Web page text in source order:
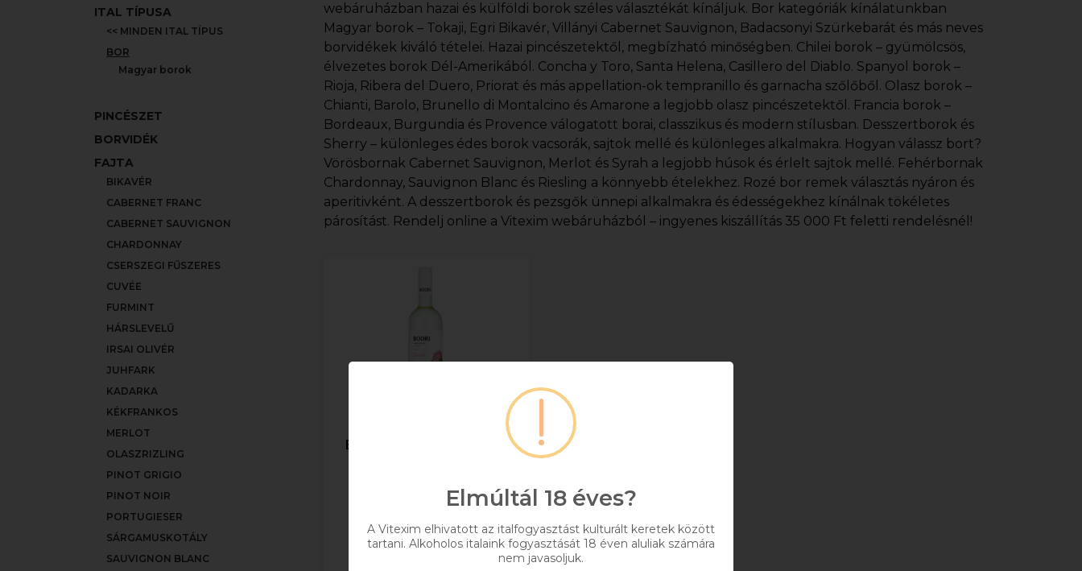
ITAL TÍPUSA
<< MINDEN ITAL TÍPUS
BOR
Magyar borok
PINCÉSZET
BORVIDÉK
FAJTA
BIKAVÉR
CABERNET FRANC
CABERNET SAUVIGNON
CHARDONNAY
CSERSZEGI FŰSZERES
CUVÉE
FURMINT
HÁRSLEVELŰ
IRSAI OLIVÉR
JUHFARK
KADARKA
KÉKFRANKOS
MERLOT
OLASZRIZLING
PINOT GRIGIO
PINOT NOIR
PORTUGIESER
SÁRGAMUSKOTÁLY
SAUVIGNON BLANC
webáruházban hazai és külföldi borok széles választékát kínáljuk. Bor kategóriák kínálatunkban
Magyar borok – Tokaji, Egri Bikavér, Villányi Cabernet Sauvignon, Badacsonyi Szürkebarát és más neves
borvidékek kiváló tételei. Hazai pincészetektől, megbízható minőségben. Chilei borok – gyümölcsös,
élvezetes borok Dél-Amerikából. Concha y Toro, Santa Helena, Casillero del Diablo. Spanyol borok –
Rioja, Ribera del Duero, Priorat és más appellation-ok tempranillo és garnacha szőlőből. Olasz borok –
Chianti, Barolo, Brunello di Montalcino és Amarone a legjobb olasz pincészetektől. Francia borok –
Bordeaux, Burgundia és Provence válogatott borai, classzikus és modern stílusban. Desszertborok és
Sherry – különleges édes borok vacsorák, sajtok mellé és különleges alkalmakra. Hogyan válassz bort?
Vörösbornak Cabernet Sauvignon, Merlot és Syrah a legjobb húsok és érlelt sajtok mellé. Fehérbornak
Chardonnay, Sauvignon Blanc és Riesling a könnyebb ételekhez. Rozé bor remek választás nyáron és
aperitivként. A desszertborok és pezsgők ünnepi alkalmakra és édességekhez kínálnak tökéletes
párosítást. Rendelj online a Vitexim webáruházból – ingyenes kiszállítás 35 000 Ft feletti rendelésnél!
Bodri Szekszárdi "Zsófi"
+ DRS DÍJ/ÜVEG
0,75
Elmúltál 18 éves?
A Vitexim elhivatott az italfogyasztást kulturált keretek között
tartani. Alkoholos italaink fogyasztását 18 éven aluliak számára
nem javasoljuk.